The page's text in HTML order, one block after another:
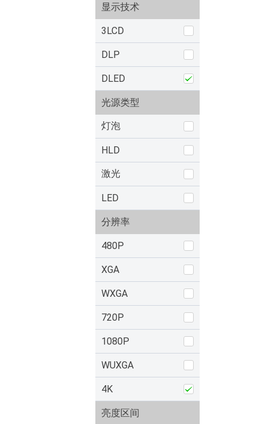
显示技术
3LCD
DLP
DLED
光源类型
灯泡
HLD
激光
LED
分辨率
480P
XGA
WXGA
720P
1080P
WUXGA
4K
亮度区间